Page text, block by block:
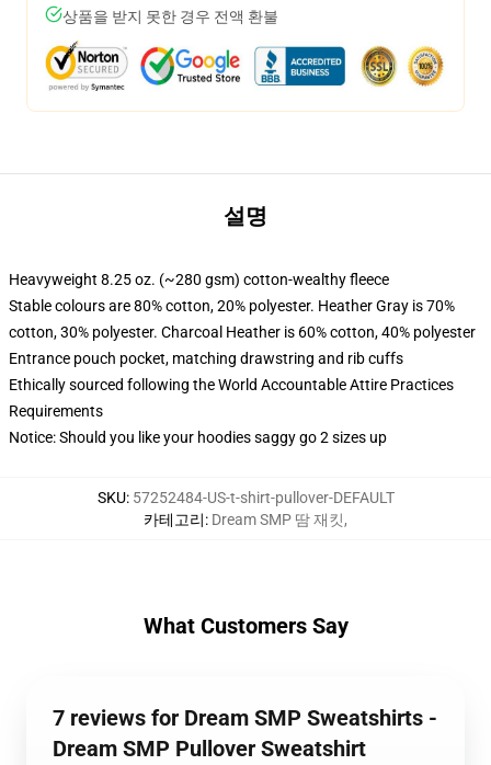
상품을 받지 못한 경우 전액 환불
설명
Heavyweight 8.25 oz. (~280 gsm) cotton-wealthy fleece
Stable colours are 80% cotton, 20% polyester. Heather Gray is 70%
cotton, 30% polyester. Charcoal Heather is 60% cotton, 40% polyester
Entrance pouch pocket, matching drawstring and rib cuffs
Ethically sourced following the World Accountable Attire Practices
Requirements
Notice: Should you like your hoodies saggy go 2 sizes up
SKU: 57252484-US-t-shirt-pullover-DEFAULT
카테고리: Dream SMP 땀 재킷,
What Customers Say
7 reviews for Dream SMP Sweatshirts -
Dream SMP Pullover Sweatshirt